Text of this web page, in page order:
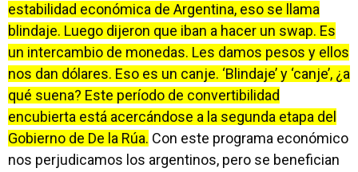
estabilidad económica de Argentina, eso se llama
blindaje. Luego dijeron que iban a hacer un swap. Es
un intercambio de monedas. Les damos pesos y ellos
nos dan dólares. Eso es un canje. ‘Blindaje’ y ‘canje’, ¿a
qué suena? Este período de convertibilidad
encubierta está acercándose a la segunda etapa del
Gobierno de De la Rúa. Con este programa económico
nos perjudicamos los argentinos, pero se benefician